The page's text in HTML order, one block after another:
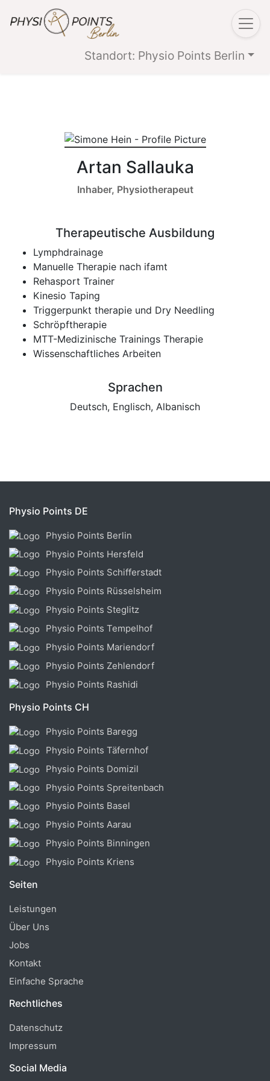
Standort: Physio Points Berlin
Artan Sallauka
Inhaber, Physiotherapeut
Therapeutische Ausbildung
Lymphdrainage
Manuelle Therapie nach ifamt
Rehasport Trainer
Kinesio Taping
Triggerpunkt therapie und Dry Needling
Schröpftherapie
MTT-Medizinische Trainings Therapie
Wissenschaftliches Arbeiten
Sprachen
Deutsch, Englisch, Albanisch
Physio Points DE
Physio Points Berlin
Physio Points Hersfeld
Physio Points Schifferstadt
Physio Points Rüsselsheim
Physio Points Steglitz
Physio Points Tempelhof
Physio Points Mariendorf
Physio Points Zehlendorf
Physio Points Rashidi
Physio Points CH
Physio Points Baregg
Physio Points Täfernhof
Physio Points Domizil
Physio Points Spreitenbach
Physio Points Basel
Physio Points Aarau
Physio Points Binningen
Physio Points Kriens
Seiten
Leistungen
Über Uns
Jobs
Kontakt
Einfache Sprache
Rechtliches
Datenschutz
Impressum
Social Media